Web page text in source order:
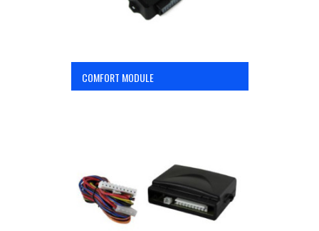
COMFORT MODULE